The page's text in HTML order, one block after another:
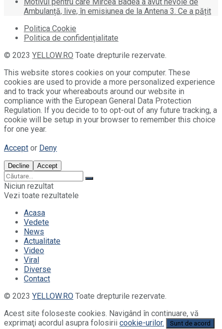
Ambulanță, live, în emisiunea de la Antena 3. Ce a pățit
Politica Cookie
Politica de confidențialitate
© 2023 YELLOW.RO Toate drepturile rezervate.
This website stores cookies on your computer. These
cookies are used to provide a more personalized experience
and to track your whereabouts around our website in
compliance with the European General Data Protection
Regulation. If you decide to to opt-out of any future tracking, a
cookie will be setup in your browser to remember this choice
for one year.
Accept or Deny
Decline Accept
Niciun rezultat
Vezi toate rezultatele
Acasa
Vedete
News
Actualitate
Video
Viral
Diverse
Contact
© 2023 YELLOW.RO Toate drepturile rezervate.
Acest site foloseste cookies. Navigând în continuare, vă
exprimaţi acordul asupra folosirii cookie-urilor. Sunt de acord